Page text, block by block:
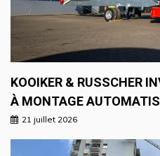
KOOIKER & RUSSCHER
À MONTAGE
21 juillet 2026